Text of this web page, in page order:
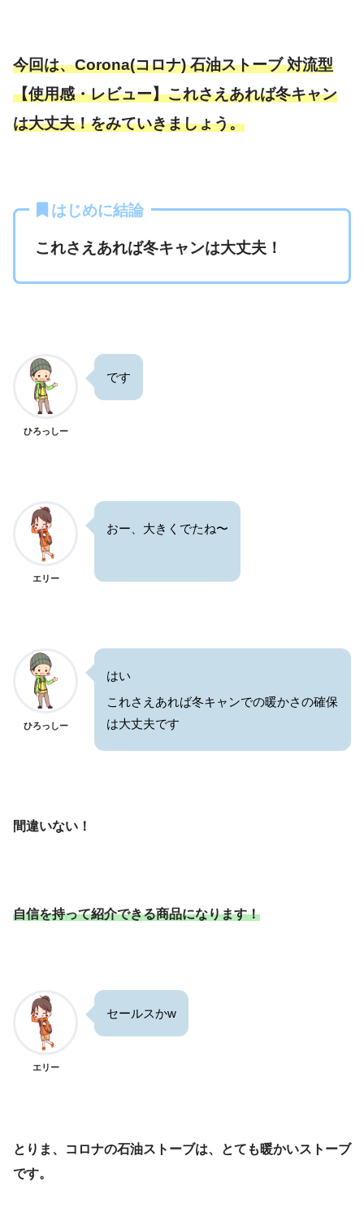
今回は、Corona(コロナ) 石油ストーブ 対流型
【使用感・レビュー】これさえあれば冬キャン
は大丈夫！をみていきましょう。
はじめに結論
これさえあれば冬キャンは大丈夫！
ひろっしー
です
エリー
おー、大きくでたね〜
ひろっしー
はい
これさえあれば冬キャンでの暖かさの確保
は大丈夫です
間違いない！
自信を持って紹介できる商品になります！
エリー
セールスかw
とりま、コロナの石油ストーブは、とても暖かいストーブ
です。